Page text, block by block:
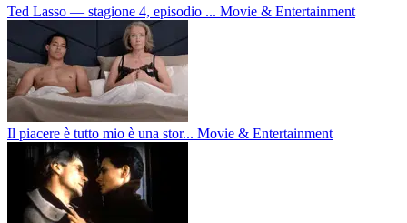
Ted Lasso — stagione 4, episodio ... Movie & Entertainment
Il piacere è tutto mio è una stor... Movie & Entertainment